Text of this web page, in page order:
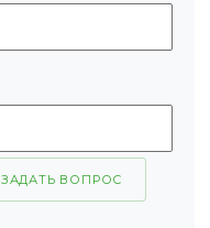
ЗАДАТЬ ВОПРОС